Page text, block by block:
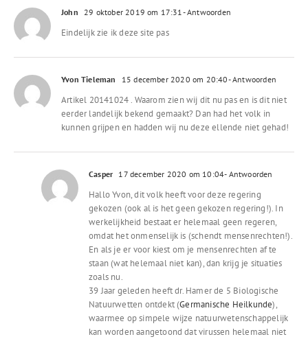
John 29 oktober 2019 om 17:31- Antwoorden
Eindelijk zie ik deze site pas
Yvon Tieleman 15 december 2020 om 20:40- Antwoorden
Artikel 20141024 . Waarom zien wij dit nu pas en is dit niet
eerder landelijk bekend gemaakt? Dan had het volk in
kunnen grijpen en hadden wij nu deze ellende niet gehad!
Casper 17 december 2020 om 10:04- Antwoorden
Hallo Yvon, dit volk heeft voor deze regering
gekozen (ook al is het geen gekozen regering!). In
werkelijkheid bestaat er helemaal geen regeren,
omdat het onmenselijk is (schendt mensenrechten!).
En als je er voor kiest om je mensenrechten af te
staan (wat helemaal niet kan), dan krijg je situaties
zoals nu.
39 Jaar geleden heeft dr. Hamer de 5 Biologische
Natuurwetten ontdekt (Germanische Heilkunde),
waarmee op simpele wijze natuurwetenschappelijk
kan worden aangetoond dat virussen helemaal niet